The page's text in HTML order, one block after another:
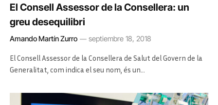
El Consell Assessor de la Consellera: un
greu desequilibri
Amando Martín Zurro septiembre 18, 2018
El Consell Assessor de la Consellera de Salut del Govern de la
Generalitat, com indica el seu nom, és un…